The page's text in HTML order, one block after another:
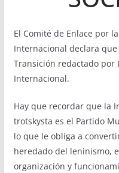
El Comité de Enlace por
Internacional declara
Transición redactado por
Internacional.
Hay que recordar que la
trotskysta es el Partido
lo que le obliga a
heredado del leninismo,
organización y